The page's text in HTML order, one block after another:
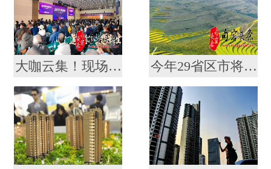
大咖云集！现场超燃！南京大学2026年不动产论坛释放重磅信号 今年29省区市将全面开展二轮土地延包试点